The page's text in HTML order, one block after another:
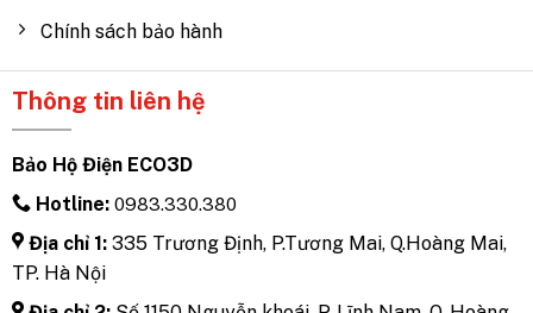
Chính sách bảo hành
Thông tin liên hệ
Bảo Hộ Điện ECO3D
Hotline: 0983.330.380
Địa chỉ 1: 335 Trương Định, P.Tương Mai, Q.Hoàng Mai,
TP. Hà Nội